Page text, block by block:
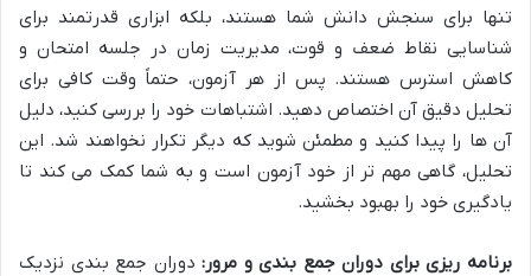
تنها برای سنجش دانش شما هستند، بلکه ابزاری قدرتمند برای
شناسایی نقاط ضعف و قوت، مدیریت زمان در جلسه امتحان و
کاهش استرس هستند. پس از هر آزمون، حتماً وقت کافی برای
تحلیل دقیق آن اختصاص دهید. اشتباهات خود را بررسی کنید، دلیل
آن ها را پیدا کنید و مطمئن شوید که دیگر تکرار نخواهند شد. این
تحلیل، گاهی مهم تر از خود آزمون است و به شما کمک می کند تا
یادگیری خود را بهبود بخشید.
برنامه ریزی برای دوران جمع بندی و مرور:دوران جمع بندی نزدیک